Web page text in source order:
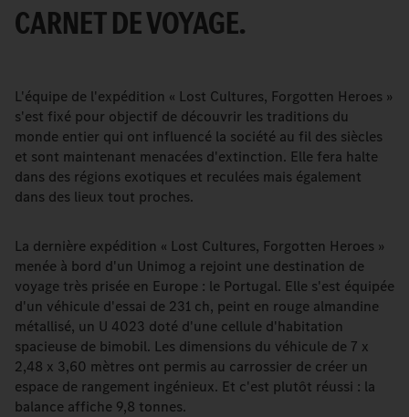
CARNET DE VOYAGE.
L'équipe de l'expédition « Lost Cultures, Forgotten Heroes »
s'est fixé pour objectif de découvrir les traditions du
monde entier qui ont influencé la société au fil des siècles
et sont maintenant menacées d'extinction. Elle fera halte
dans des régions exotiques et reculées mais également
dans des lieux tout proches.
La dernière expédition « Lost Cultures, Forgotten Heroes »
menée à bord d'un Unimog a rejoint une destination de
voyage très prisée en Europe : le Portugal. Elle s'est équipée
d'un véhicule d'essai de 231 ch, peint en rouge almandine
métallisé, un U 4023 doté d'une cellule d'habitation
spacieuse de bimobil. Les dimensions du véhicule de 7 x
2,48 x 3,60 mètres ont permis au carrossier de créer un
espace de rangement ingénieux. Et c'est plutôt réussi : la
balance affiche 9,8 tonnes.